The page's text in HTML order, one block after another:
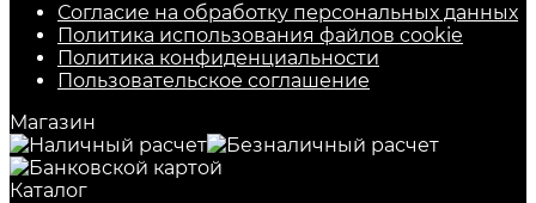
Согласие на обработку персональных данных
Политика использования файлов cookie
Политика конфиденциальности
Пользовательское соглашение
Магазин
Каталог